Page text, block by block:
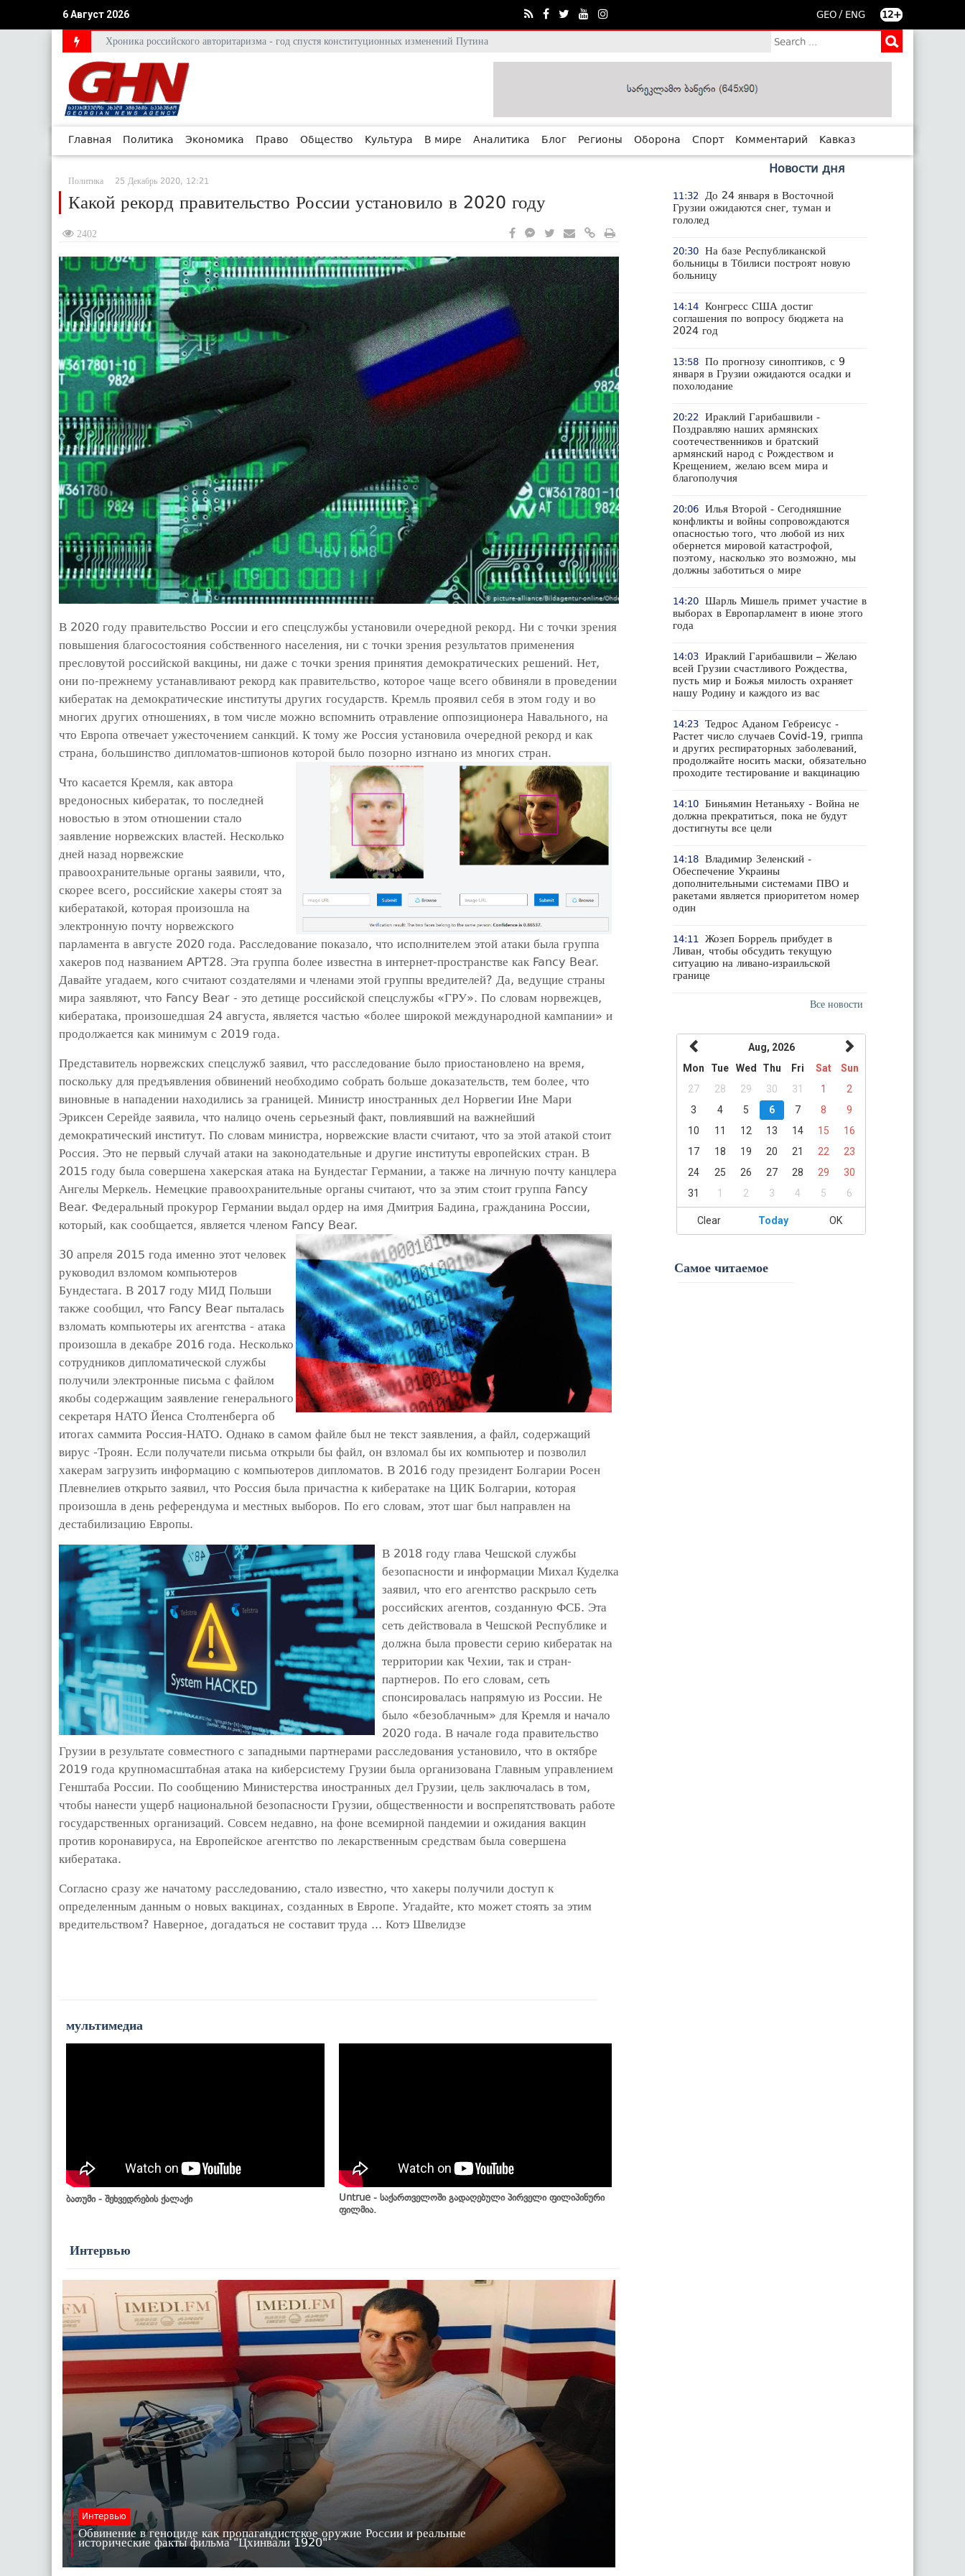
6 Август 2026 GEO / ENG 12+
Хроника российского авторитаризма - год спустя конституционных изменений Путина
Главная Политика Экономика Право Общество Культура В мире Аналитика Блог Регионы Оборона Спорт Комментарий Кавказ
Политика 25 Декабрь 2020, 12:21
Какой рекорд правительство России установило в 2020 году
2402
В 2020 году правительство России и его спецслужбы установили очередной рекорд. Ни с точки зрения
повышения благосостояния собственного населения, ни с точки зрения результатов применения
пресловутой российской вакцины, ни даже с точки зрения принятия демократических решений. Нет,
они по-прежнему устанавливают рекорд как правительство, которое чаще всего обвиняли в проведении
кибератак на демократические институты других государств. Кремль проявил себя в этом году и во
многих других отношениях, в том числе можно вспомнить отравление оппозиционера Навального, на
что Европа отвечает ужесточением санкций. К тому же Россия установила очередной рекорд и как
страна, большинство дипломатов-шпионов которой было позорно изгнано из многих стран.
Что касается Кремля, как автора
вредоносных кибератак, то последней
новостью в этом отношении стало
заявление норвежских властей. Несколько
дней назад норвежские
правоохранительные органы заявили, что,
скорее всего, российские хакеры стоят за
кибератакой, которая произошла на
электронную почту норвежского
парламента в августе 2020 года. Расследование показало, что исполнителем этой атаки была группа
хакеров под названием APT28. Эта группа более известна в интернет-пространстве как Fancy Bear.
Давайте угадаем, кого считают создателями и членами этой группы вредителей? Да, ведущие страны
мира заявляют, что Fancy Bear - это детище российской спецслужбы «ГРУ». По словам норвежцев,
кибератака, произошедшая 24 августа, является частью «более широкой международной кампании» и
продолжается как минимум с 2019 года.
Представитель норвежских спецслужб заявил, что расследование было приостановлено на время,
поскольку для предъявления обвинений необходимо собрать больше доказательств, тем более, что
виновные в нападении находились за границей. Министр иностранных дел Норвегии Ине Мари
Эриксен Серейде заявила, что налицо очень серьезный факт, повлиявший на важнейший
демократический институт. По словам министра, норвежские власти считают, что за этой атакой стоит
Россия. Это не первый случай атаки на законодательные и другие институты европейских стран. В
2015 году была совершена хакерская атака на Бундестаг Германии, а также на личную почту канцлера
Ангелы Меркель. Немецкие правоохранительные органы считают, что за этим стоит группа Fancy
Bear. Федеральный прокурор Германии выдал ордер на имя Дмитрия Бадина, гражданина России,
который, как сообщается, является членом Fancy Bear.
30 апреля 2015 года именно этот человек
руководил взломом компьютеров
Бундестага. В 2017 году МИД Польши
также сообщил, что Fancy Bear пыталась
взломать компьютеры их агентства - атака
произошла в декабре 2016 года. Несколько
сотрудников дипломатической службы
получили электронные письма с файлом
якобы содержащим заявление генерального
секретаря НАТО Йенса Столтенберга об
итогах саммита Россия-НАТО. Однако в самом файле был не текст заявления, а файл, содержащий
вирус -Троян. Если получатели письма открыли бы файл, он взломал бы их компьютер и позволил
хакерам загрузить информацию с компьютеров дипломатов. В 2016 году президент Болгарии Росен
Плевнелиев открыто заявил, что Россия была причастна к кибератаке на ЦИК Болгарии, которая
произошла в день референдума и местных выборов. По его словам, этот шаг был направлен на
дестабилизацию Европы.
В 2018 году глава Чешской службы
безопасности и информации Михал Куделка
заявил, что его агентство раскрыло сеть
российских агентов, созданную ФСБ. Эта
сеть действовала в Чешской Республике и
должна была провести серию кибератак на
территории как Чехии, так и стран-
партнеров. По его словам, сеть
спонсировалась напрямую из России. Не
было «безоблачным» для Кремля и начало
2020 года. В начале года правительство
Грузии в результате совместного с западными партнерами расследования установило, что в октябре
2019 года крупномасштабная атака на киберсистему Грузии была организована Главным управлением
Генштаба России. По сообщению Министерства иностранных дел Грузии, цель заключалась в том,
чтобы нанести ущерб национальной безопасности Грузии, общественности и воспрепятствовать работе
государственных организаций. Совсем недавно, на фоне всемирной пандемии и ожидания вакцин
против коронавируса, на Европейское агентство по лекарственным средствам была совершена
кибератака.
Согласно сразу же начатому расследованию, стало известно, что хакеры получили доступ к
определенным данным о новых вакцинах, созданных в Европе. Угадайте, кто может стоять за этим
вредительством? Наверное, догадаться не составит труда ... Котэ Швелидзе
мультимедиа
ბათუმი - შეხვედრების ქალაქი
Untrue - საქართველოში გადაღებული პირველი ფილიპინური
ფილმია.
Интервью
Интервью
Обвинение в геноциде как пропагандистское оружие России и реальные
исторические факты фильма "Цхинвали 1920"
Новости дня
11:32
До 24 января в Восточной
Грузии ожидаются снег, туман и
гололед
20:30 На базе Республиканской
больницы в Тбилиси построят новую
больницу
14:14 Конгресс США достиг
соглашения по вопросу бюджета на
2024 год
13:58 По прогнозу синоптиков, с 9
января в Грузии ожидаются осадки и
похолодание
20:22
Ираклий Гарибашвили -
Поздравляю наших армянских
соотечественников и братский
армянский народ с Рождеством и
Крещением, желаю всем мира и
благополучия
20:06 Илья Второй - Сегодняшние
конфликты и войны сопровождаются
опасностью того, что любой из них
обернется мировой катастрофой,
поэтому, насколько это возможно, мы
должны заботиться о мире
14:20 Шарль Мишель примет участие в
выборах в Европарламент в июне этого
года
14:03 Ираклий Гарибашвили – Желаю
всей Грузии счастливого Рождества,
пусть мир и Божья милость охраняет
нашу Родину и каждого из вас
14:23 Тедрос Аданом Гебреисус -
Растет число случаев Covid-19, гриппа
и других респираторных заболеваний,
продолжайте носить маски, обязательно
проходите тестирование и вакцинацию
14:10 Биньямин Нетаньяху - Война не
должна прекратиться, пока не будут
достигнуты все цели
14:18 Владимир Зеленский -
Обеспечение Украины
дополнительными системами ПВО и
ракетами является приоритетом номер
один
14:11
Жозеп Боррель прибудет в
Ливан, чтобы обсудить текущую
ситуацию на ливано-израильской
границе
Все новости
Aug, 2026
Mon
Tue Wed Thu Fri Sat
Sun
27
28 29 30 31 1
2
3
4 5 6 7 8
9
10
11 12 13 14 15
16
17
18 19 20 21 22
23
24
25 26 27 28 29
30
31
1 2 3 4 5 6
Clear Today OK
Самое читаемое